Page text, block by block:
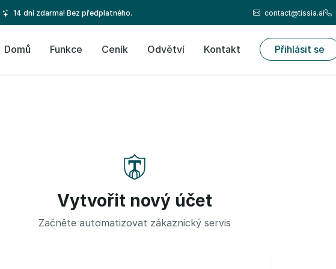
14 dní zdarma! Bez předplatného. contact@tissia.ai
Domů Funkce Ceník Odvětví Kontakt Přihlásit se
Vytvořit nový účet
Začněte automatizovat zákaznický servis